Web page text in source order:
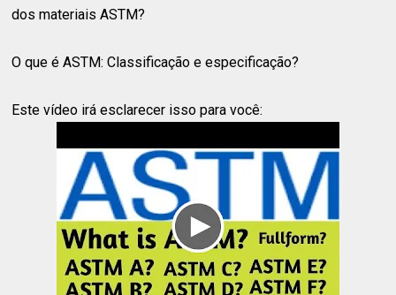
dos materiais ASTM?
O que é ASTM: Classificação e especificação?
Este vídeo irá esclarecer isso para você: